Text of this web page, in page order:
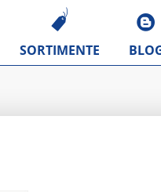
SORTIMENTE